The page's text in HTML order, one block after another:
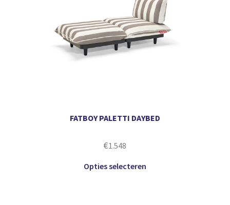
FATBOY PALETTI DAYBED
€1.548
Opties selecteren